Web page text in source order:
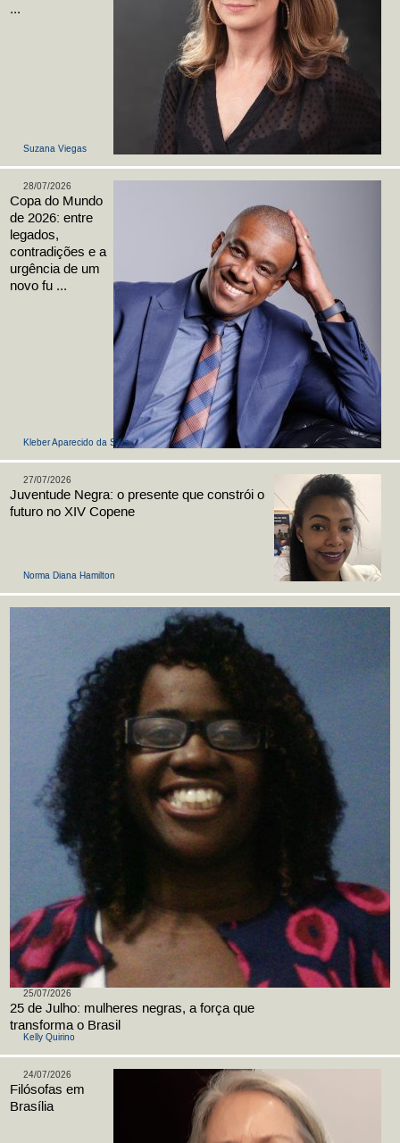
Suzana Viegas
...
Kleber Aparecido da Silva
28/07/2026
Copa do Mundo
de 2026: entre
legados,
contradições e a
urgência de um
novo fu ...
Norma Diana Hamilton
27/07/2026
Juventude Negra: o presente que constrói o
futuro no XIV Copene
Kelly Quirino
25/07/2026
25 de Julho: mulheres negras, a força que
transforma o Brasil
24/07/2026
Filósofas em
Brasília